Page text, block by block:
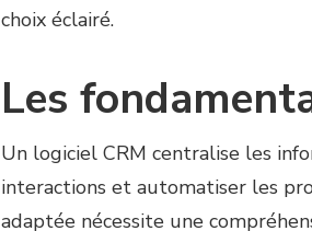
choix éclairé.
Les
Un logiciel CRM centralise les
interactions et automatiser les
adaptée nécessite une